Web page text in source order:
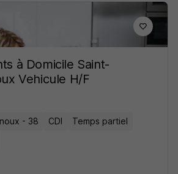
à Domicile Saint-
Vehicule H/F
- 38 CDI
Temps partiel